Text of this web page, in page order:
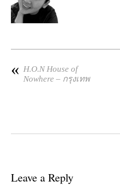
« H.O.N House of
Nowhere – กรุงเทพ
Leave a Reply